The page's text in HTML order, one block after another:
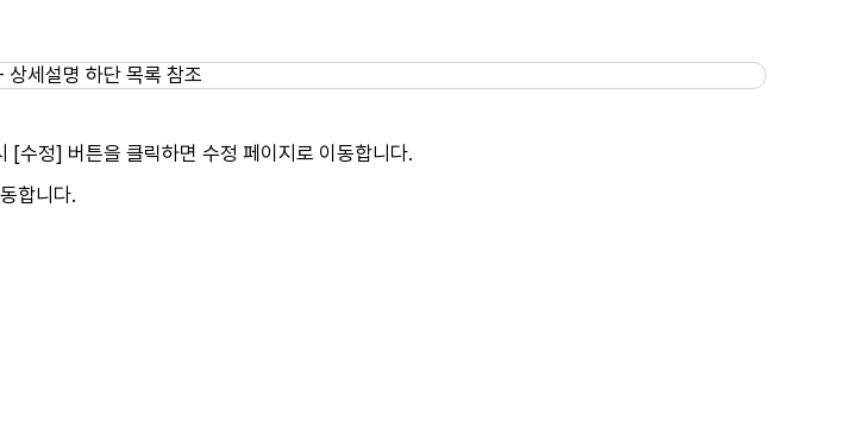
[수정] 버튼을 클릭하면 수정 페이지로 이동합니다.
합니다.